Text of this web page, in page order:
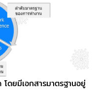
ดยมีเอกสารมาตรฐานอยู่